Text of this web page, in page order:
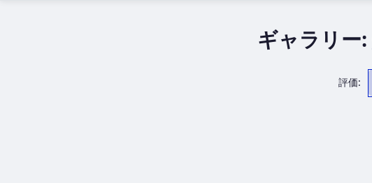
ギャラリー:
評価: